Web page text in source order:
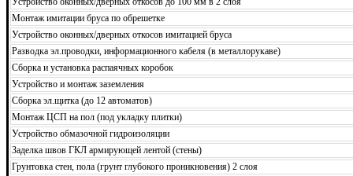
Монтаж имитации бруса по обрешетке
Устройство оконных/дверных откосов имитацией бруса
Разводка эл.проводки, информационного кабеля (в металлорукаве)
Сборка и установка распаячных коробок
Устройство и монтаж заземления
Сборка эл.щитка (до 12 автоматов)
Монтаж ЦСП на пол (под укладку плитки)
Устройство обмазочной гидроизоляции
Заделка швов ГКЛ армирующей лентой (стены)
Грунтовка стен, пола (грунт глубокого проникновения) 2 слоя